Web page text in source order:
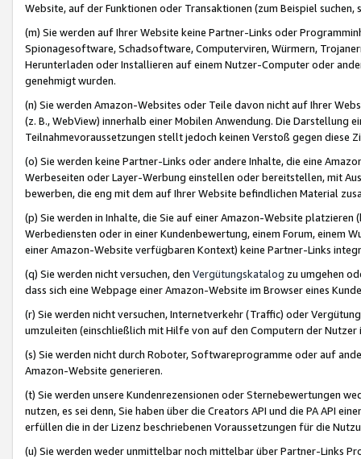
Website, auf der Funktionen oder Transaktionen (zum Beispiel
(m) Sie werden auf Ihrer Website keine Partner-Links oder
Spionagesoftware, Schadsoftware, Computerviren, Würmern,
Herunterladen oder Installieren auf einem Nutzer-Computer oder
genehmigt wurden.
(n) Sie werden Amazon-Websites oder Teile davon nicht auf Ihrer
(z. B., WebView) innerhalb einer Mobilen Anwendung. Die Darstellung
Teilnahmevoraussetzungen stellt jedoch keinen Verstoß gegen diese
(o) Sie werden keine Partner-Links oder andere Inhalte, die eine
Werbeseiten oder Layer-Werbung einstellen oder bereitstellen, mit
bewerben, die eng mit dem auf Ihrer Website befindlichen Material
(p) Sie werden in Inhalte, die Sie auf einer Amazon-Website
Werbediensten oder in einer Kundenbewertung, einem Forum, einem
einer Amazon-Website verfügbaren Kontext) keine Partner-Links
(q) Sie werden nicht versuchen, den Vergütungskatalog zu umgehen
dass sich eine Webpage einer Amazon-Website im Browser eines
(r) Sie werden nicht versuchen, Internetverkehr (Traffic) oder
umzuleiten (einschließlich mit Hilfe von auf den Computern der
(s) Sie werden nicht durch Roboter, Softwareprogramme oder auf
Amazon-Website generieren.
(t) Sie werden unsere Kundenrezensionen oder Sternebewertungen
nutzen, es sei denn, Sie haben über die Creators API und die PA API
erfüllen die in der Lizenz beschriebenen Voraussetzungen für die
(u) Sie werden weder unmittelbar noch mittelbar über Partner-Links